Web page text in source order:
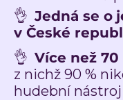
👌 Jedná se o
v České
👌 Více než
z nichž 90 %
hudební